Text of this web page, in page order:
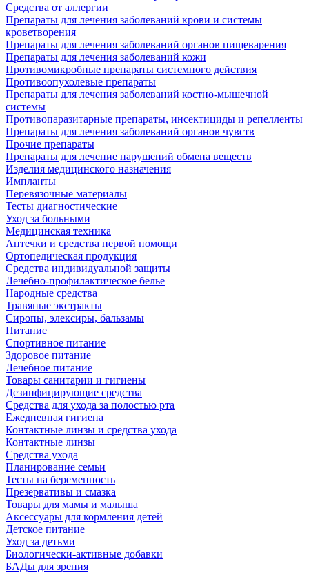
Средства от аллергии
Препараты для лечения заболеваний крови и системы
кроветворения
Препараты для лечения заболеваний органов пищеварения
Препараты для лечения заболеваний кожи
Противомикробные препараты системного действия
Противоопухолевые препараты
Препараты для лечения заболеваний костно-мышечной
системы
Противопаразитарные препараты, инсектициды и репелленты
Препараты для лечения заболеваний органов чувств
Прочие препараты
Препараты для лечение нарушений обмена веществ
Изделия медицинского назначения
Импланты
Перевязочные материалы
Тесты диагностические
Уход за больными
Медицинская техника
Аптечки и средства первой помощи
Ортопедическая продукция
Средства индивидуальной защиты
Лечебно-профилактическое белье
Народные средства
Травяные экстракты
Сиропы, элексиры, бальзамы
Питание
Спортивное питание
Здоровое питание
Лечебное питание
Товары санитарии и гигиены
Дезинфицирующие средства
Средства для ухода за полостью рта
Ежедневная гигиена
Контактные линзы и средства ухода
Контактные линзы
Средства ухода
Планирование семьи
Тесты на беременность
Презервативы и смазка
Товары для мамы и малыша
Аксессуары для кормления детей
Детское питание
Уход за детьми
Биологически-активные добавки
БАДы для зрения